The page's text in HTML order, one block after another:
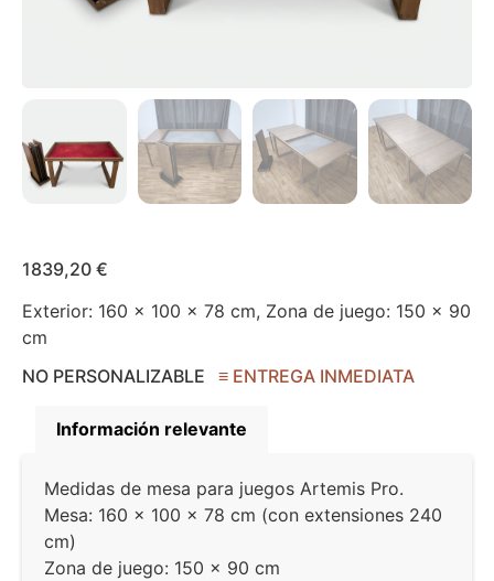
1839,20 €
Exterior: 160 x 100 x 78 cm, Zona de juego: 150 × 90
cm
NO PERSONALIZABLE
≡ ENTREGA INMEDIATA
Información relevante
Medidas de mesa para juegos Artemis Pro.
Mesa: 160 x 100 x 78 cm (con extensiones 240
cm)
Zona de juego: 150 × 90 cm